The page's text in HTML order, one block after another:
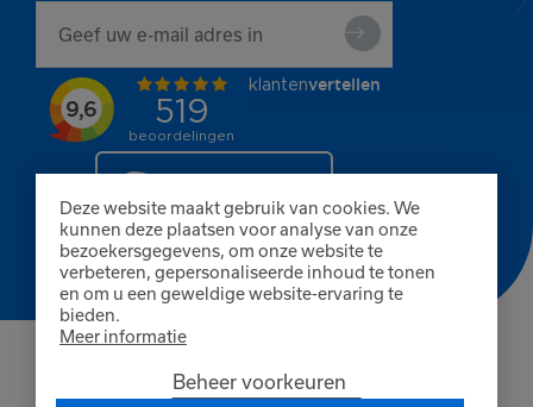
Deze website maakt gebruik van cookies. We
kunnen deze plaatsen voor analyse van onze
bezoekersgegevens, om onze website te
verbeteren, gepersonaliseerde inhoud te tonen
en om u een geweldige website-ervaring te
bieden.
Meer informatie
Beheer voorkeuren
Algemene voorwaarden
Privacybeleid